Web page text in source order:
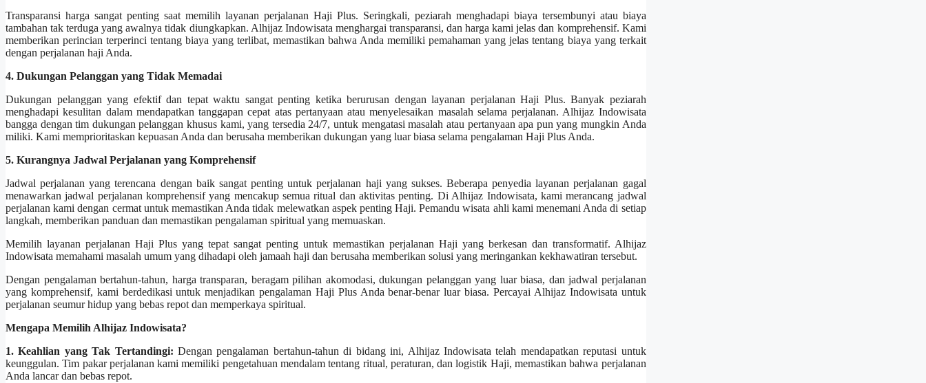
Transparansi harga sangat penting saat memilih layanan perjalanan Haji Plus. Seringkali, peziarah menghadapi biaya tersembunyi atau biaya
tambahan tak terduga yang awalnya tidak diungkapkan. Alhijaz Indowisata menghargai transparansi, dan harga kami jelas dan komprehensif. Kami
memberikan perincian terperinci tentang biaya yang terlibat, memastikan bahwa Anda memiliki pemahaman yang jelas tentang biaya yang terkait
dengan perjalanan haji Anda.
4. Dukungan Pelanggan yang Tidak Memadai
Dukungan pelanggan yang efektif dan tepat waktu sangat penting ketika berurusan dengan layanan perjalanan Haji Plus. Banyak peziarah
menghadapi kesulitan dalam mendapatkan tanggapan cepat atas pertanyaan atau menyelesaikan masalah selama perjalanan. Alhijaz Indowisata
bangga dengan tim dukungan pelanggan khusus kami, yang tersedia 24/7, untuk mengatasi masalah atau pertanyaan apa pun yang mungkin Anda
miliki. Kami memprioritaskan kepuasan Anda dan berusaha memberikan dukungan yang luar biasa selama pengalaman Haji Plus Anda.
5. Kurangnya Jadwal Perjalanan yang Komprehensif
Jadwal perjalanan yang terencana dengan baik sangat penting untuk perjalanan haji yang sukses. Beberapa penyedia layanan perjalanan gagal
menawarkan jadwal perjalanan komprehensif yang mencakup semua ritual dan aktivitas penting. Di Alhijaz Indowisata, kami merancang jadwal
perjalanan kami dengan cermat untuk memastikan Anda tidak melewatkan aspek penting Haji. Pemandu wisata ahli kami menemani Anda di setiap
langkah, memberikan panduan dan memastikan pengalaman spiritual yang memuaskan.
Memilih layanan perjalanan Haji Plus yang tepat sangat penting untuk memastikan perjalanan Haji yang berkesan dan transformatif. Alhijaz
Indowisata memahami masalah umum yang dihadapi oleh jamaah haji dan berusaha memberikan solusi yang meringankan kekhawatiran tersebut.
Dengan pengalaman bertahun-tahun, harga transparan, beragam pilihan akomodasi, dukungan pelanggan yang luar biasa, dan jadwal perjalanan
yang komprehensif, kami berdedikasi untuk menjadikan pengalaman Haji Plus Anda benar-benar luar biasa. Percayai Alhijaz Indowisata untuk
perjalanan seumur hidup yang bebas repot dan memperkaya spiritual.
Mengapa Memilih Alhijaz Indowisata?
1. Keahlian yang Tak Tertandingi: Dengan pengalaman bertahun-tahun di bidang ini, Alhijaz Indowisata telah mendapatkan reputasi untuk
keunggulan. Tim pakar perjalanan kami memiliki pengetahuan mendalam tentang ritual, peraturan, dan logistik Haji, memastikan bahwa perjalanan
Anda lancar dan bebas repot.